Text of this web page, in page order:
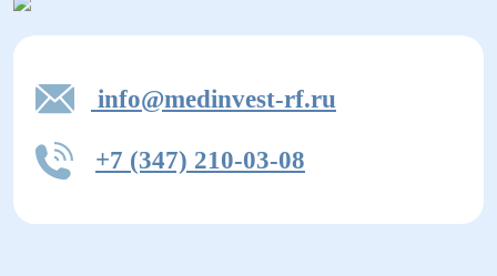
info@medinvest-rf.ru
+7 (347) 210-03-08